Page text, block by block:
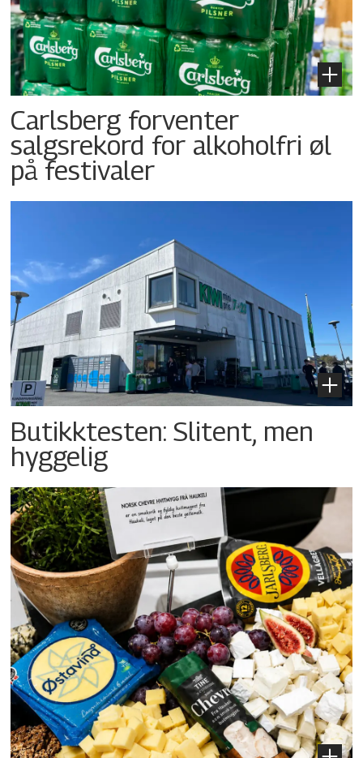
Carlsberg forventer
salgsrekord for alkoholfri øl
på festivaler
Butikktesten: Slitent, men
hyggelig